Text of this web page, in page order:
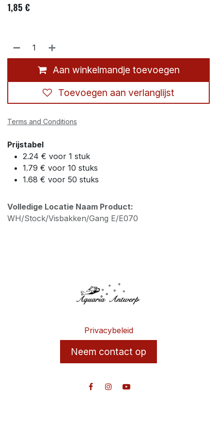
1,85 €
Aan winkelmandje toevoegen
Toevoegen aan verlanglijst
Terms and Conditions
Prijstabel
2.24 € voor 1 stuk
1.79 € voor 10 stuks
1.68 € voor 50 stuks
Volledige Locatie Naam Product:
WH/Stock/Visbakken/Gang E/E070
Privacybeleid
Neem contact op